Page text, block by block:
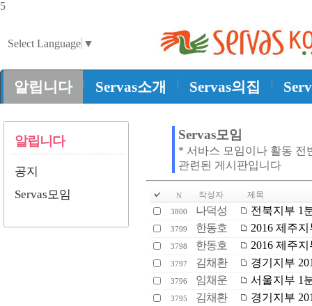
5
Select Language ▼
알립니다 | Servas소개 | Servas의집 |
알립니다
공지
Servas모임
Servas모임
* 서바스 모임이나 활동 전
관련된 게시판입니다
N 작성자 제목
3800 나덕성 전북지부 1
3799 한동호 2016 제주
3798 한동호 2016 제주
3797 김채환 경기지부
3796 임채운 서울지부 1
3795 김채환 경기지부